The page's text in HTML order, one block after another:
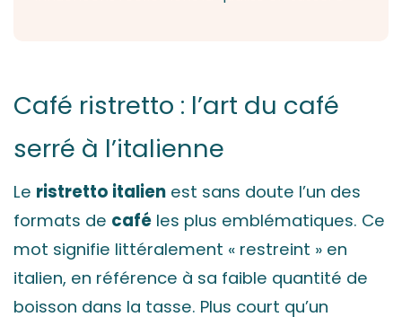
Café ristretto : l’art du café
serré à l’italienne
Le ristretto italien est sans doute l’un des
formats de café les plus emblématiques. Ce
mot signifie littéralement « restreint » en
italien, en référence à sa faible quantité de
boisson dans la tasse. Plus court qu’un